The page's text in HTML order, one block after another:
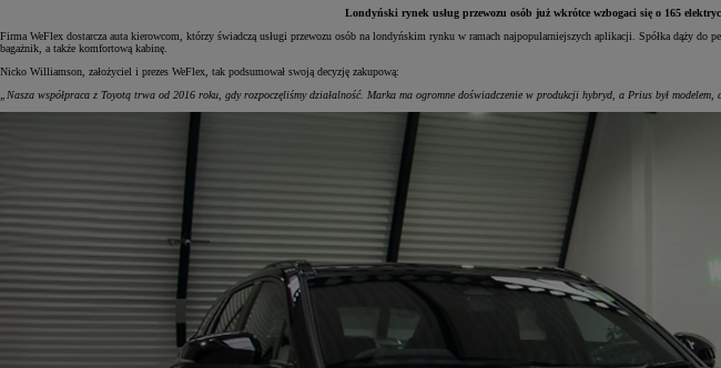
Yaris Cross
HYBRID
Londyński rynek usług przewozu osób już wkrótce wzbogaci się o 165
Firma WeFlex dostarcza auta kierowcom, którzy świadczą usługi przewozu osób na londyńskim rynku w ramach najpopularniejszych aplikacji. Spółka dąży
bagażnik, a także komfortową kabinę.
Nicko Williamson, założyciel i prezes WeFlex, tak podsumował swoją decyzję zakupową:
„Nasza współpraca z Toyotą trwa od 2016 roku, gdy rozpoczęliśmy działalność. Marka ma ogromne doświadczenie w produkcji hybryd, a Prius był